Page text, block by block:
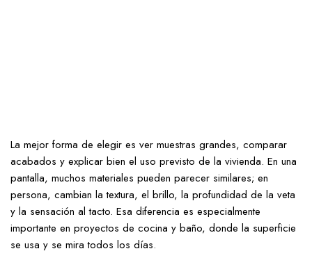
La mejor forma de elegir es ver muestras grandes, comparar
acabados y explicar bien el uso previsto de la vivienda. En una
pantalla, muchos materiales pueden parecer similares; en
persona, cambian la textura, el brillo, la profundidad de la veta
y la sensación al tacto. Esa diferencia es especialmente
importante en proyectos de cocina y baño, donde la superficie
se usa y se mira todos los días.